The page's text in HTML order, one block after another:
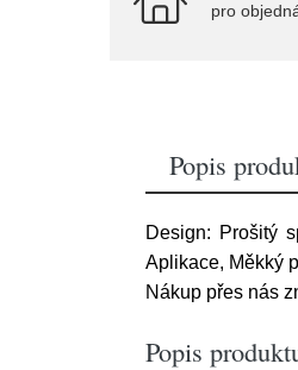
pro
Popis
Design: Prošitý
Aplikace, Měkký
Nákup přes nás
Popis